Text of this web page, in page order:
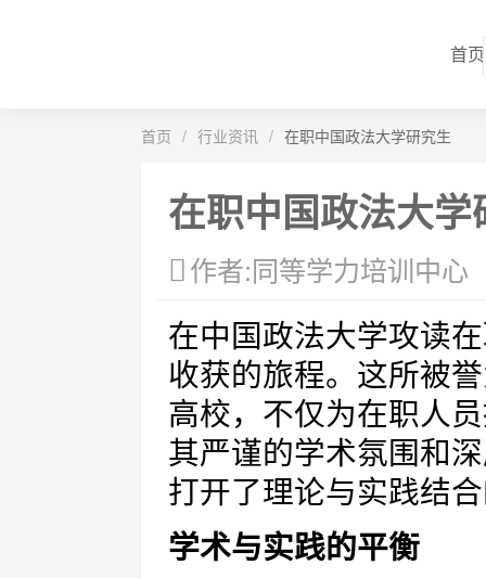
首页
首页 / 行业资讯 / 在职中国政法大学研究生
在职中国政法大学
作者:同等学力培训中心
在中国政法大学攻读
收获的旅程。这所被
高校，不仅为在职人
其严谨的学术氛围和
打开了理论与实践结
学术与实践的平衡